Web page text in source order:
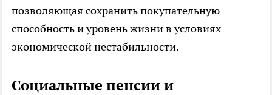
позволяющая сохранить покупательную
способность и уровень жизни в условиях
экономической нестабильности.
Социальные пенсии и